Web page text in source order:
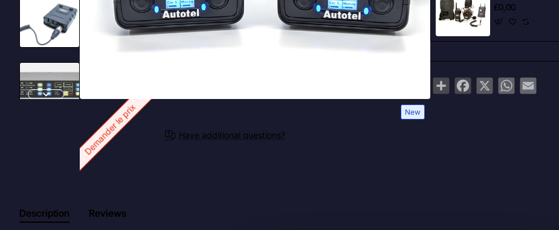
New
Demander le prix Have additional questions?
£0,00
Share Facebook
X WhatsApp
Email
Description Reviews